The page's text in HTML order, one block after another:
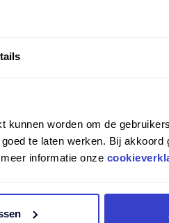
worden om de
te laten werken. Bij akkoord
informatie onze